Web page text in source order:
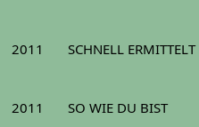
2011 SCHNELL ERMITTELT
2011 SO WIE DU BIST